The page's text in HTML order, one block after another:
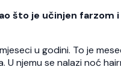
što je učinjen farzom
u godini. To je
njemu se nalazi noć